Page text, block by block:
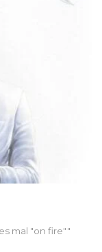
mal "on fire""